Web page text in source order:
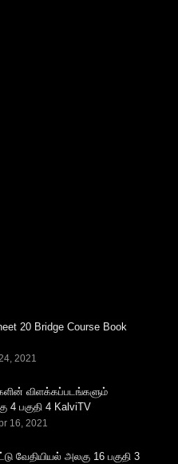
20 Bridge Course Book
2021
விளக்கப்படங்களும்
பகுதி 4 KalviTV
16, 2021
வேதியியல் அலகு 16 பகுதி 3